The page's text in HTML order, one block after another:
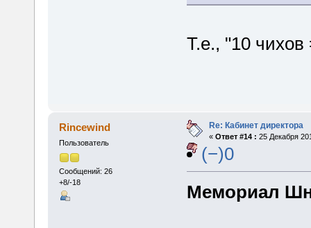
Т.е., "10 чихов
Rincewind
Пользователь
Сообщений: 26
+8/-18
Re: Кабинет директора
« Ответ #14 : 25 Декабря
(−)0
Мемориал